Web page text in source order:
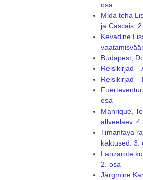
osa
Mida teha
ja Cascais.
Kevadine
Budapest,
Reisikirjad –
Reisikirjad –
osa
Manrique,
allveelaev.
Timanfaya
kaktused. 3.
Lanzarote
2. osa
Järgmine